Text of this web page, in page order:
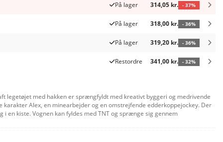
På lager 314,05 kr. - 37%
På lager 318,00 kr. - 36%
På lager 319,20 kr. - 36%
Restordre 341,00 kr. - 32%
legetøjet med hakken er sprængfyldt med kreativt byggeri og medrivende
Alex, en minearbejder og en omstrejfende edderkoppejockey. Der
en kiste. Vognen kan fyldes med TNT og sprænge sig gennem